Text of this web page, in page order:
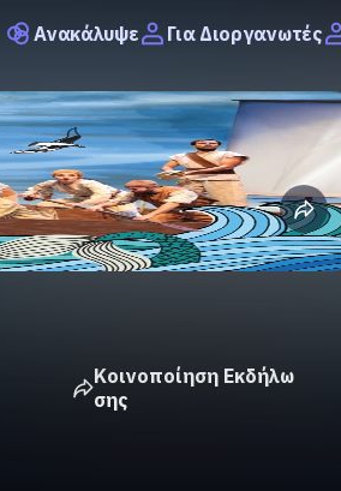
Ανακάλυψε Για Διοργανωτές
Κοινοποίηση Εκδήλω
σης